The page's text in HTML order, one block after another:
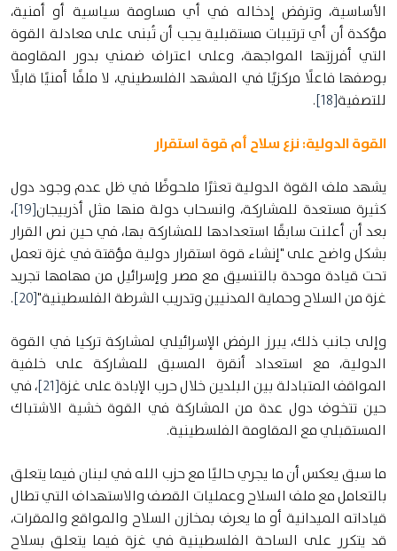
الأساسية، وترفض إدخاله في أي مساومة سياسية أو أمنية،
مؤكدة أن أي ترتيبات مستقبلية يجب أن تُبنى على معادلة القوة
التي أفرزتها المواجهة، وعلى اعتراف ضمني بدور المقاومة
بوصفها فاعلًا مركزيًا في المشهد الفلسطيني، لا ملفًا أمنيًا قابلًا
للتصفية[18]
.
القوة الدولية: نزع سلاح أم قوة استقرار
يشهد ملف القوة الدولية تعثرًا ملحوظًا في ظل عدم وجود دول
كثيرة مستعدة للمشاركة، وانسحاب دولة منها مثل أذربيجان[19]،
بعد أن أعلنت سابقًا استعدادها للمشاركة بها، في حين نص القرار
بشكل واضح على "إنشاء قوة استقرار دولية مؤقتة في غزة تعمل
تحت قيادة موحدة بالتنسيق مع مصر وإسرائيل من مهامها تجريد
غزة من السلاح وحماية المدنيين وتدريب الشرطة الفلسطينية"[20]
.
وإلى جانب ذلك، يبرز الرفض الإسرائيلي لمشاركة تركيا في القوة
الدولية، مع استعداد أنقرة المسبق للمشاركة على خلفية
المواقف المتبادلة بين البلدين خلال حرب الإبادة على غزة[21]، في
حين تتخوف دول عدة من المشاركة في القوة خشية الاشتباك
المستقبلي مع المقاومة الفلسطينية.
ما سبق يعكس أن ما يجري حاليًا مع حزب الله في لبنان فيما يتعلق
بالتعامل مع ملف السلاح وعمليات القصف والاستهداف التي تطال
قياداته الميدانية أو ما يعرف بمخازن السلاح والمواقع والمقرات،
قد يتكرر على الساحة الفلسطينية في غزة فيما يتعلق بسلاح